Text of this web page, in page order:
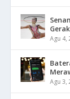
Agu 4,
Agu 3,